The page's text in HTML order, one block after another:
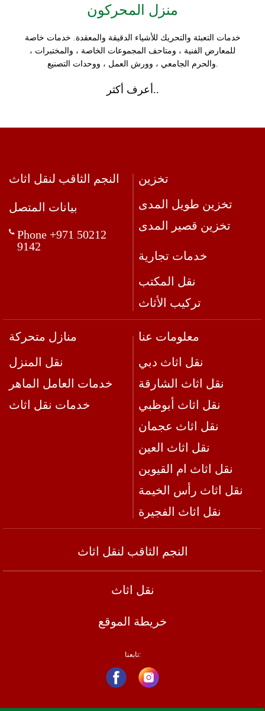
منزل المحركون
خدمات التعبئة والتحريك للأشياء الدقيقة والمعقدة. خدمات خاصة
للمعارض الفنية ، ومتاحف المجموعات الخاصة ، والمختبرات ،
والحرم الجامعي ، وورش العمل ، ووحدات التصنيع.
أعرف أكثر..
النجم الثاقب لنقل اثاث
بيانات المتصل
Phone +971 50212
9142
تخزين
تخزين طويل المدى
تخزين قصير المدى
خدمات تجارية
نقل المكتب
تركيب الأثاث
منازل متحركة
نقل المنزل
خدمات العامل الماهر
خدمات نقل اثاث
معلومات عنا
نقل اثاث دبي
نقل اثاث الشارقة
نقل اثاث أبوظبي
نقل اثاث عجمان
نقل اثاث العين
نقل اثاث ام القيوين
نقل اثاث رأس الخيمة
نقل اثاث الفجيرة
النجم الثاقب لنقل اثاث
نقل اثاث
خريطة الموقع
تابعنا: